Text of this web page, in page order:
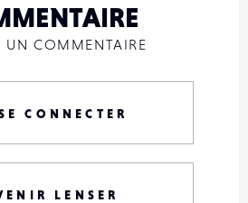
UN COMMENTAIRE
CONNECTER
LENSER